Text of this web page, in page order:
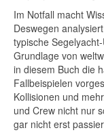
Im Notfall macht
Deswegen
typische
Grundlage von
in diesem Buch die
Fallbeispielen
Kollisionen und
und Crew nicht nur
gar nicht erst